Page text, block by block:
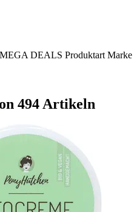
MEGA DEALS Produktart Marke
494 Artikeln